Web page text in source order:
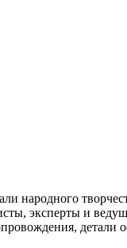
народного
эксперты и
детали